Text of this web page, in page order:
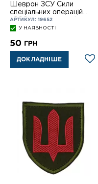
Шеврон ЗСУ Сили
спеціальних операцій
(ССО) на липупучці
АРТИКУЛ: 19652
У НАЯВНОСТІ
50 ГРН
ДОКЛАДНІШЕ